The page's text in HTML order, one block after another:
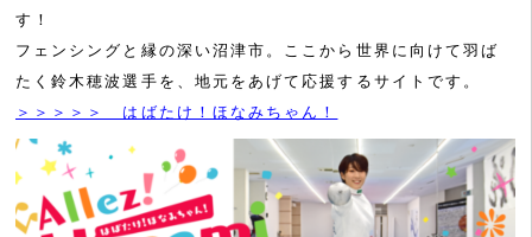
す！
フェンシングと縁の深い沼津市。ここから世界に向けて羽ば
たく鈴木穂波選手を、地元をあげて応援するサイトです。
＞＞＞＞＞ はばたけ！ほなみちゃん！